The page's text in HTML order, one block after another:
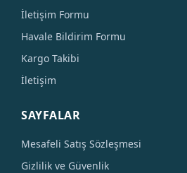
İletişim Formu
Havale Bildirim Formu
Kargo Takibi
İletişim
SAYFALAR
Mesafeli Satış Sözleşmesi
Gizlilik ve Güvenlik